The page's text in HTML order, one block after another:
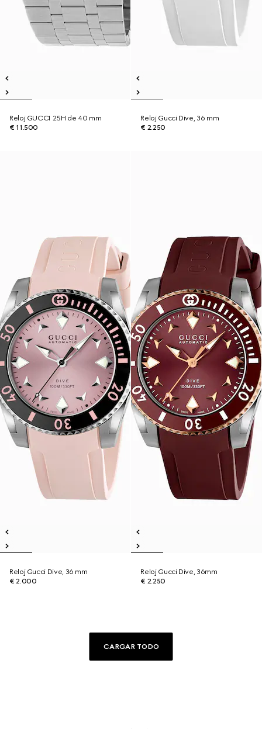
Reloj GUCCI 25H de 40 mm
€ 11.500
Reloj Gucci Dive, 36 mm
€ 2.250
Reloj Gucci Dive, 36 mm
€ 2.000
Reloj Gucci Dive, 36mm
€ 2.250
CARGAR TODO